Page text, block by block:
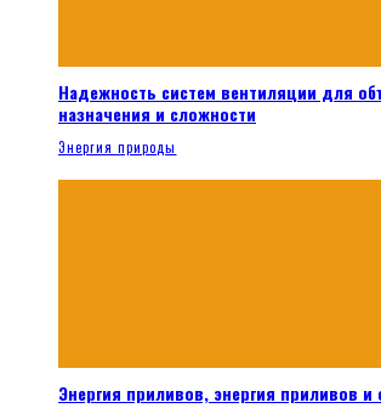
Надежность систем вентиляции для
назначения и сложности
Энергия природы
Энергия приливов, энергия приливов и